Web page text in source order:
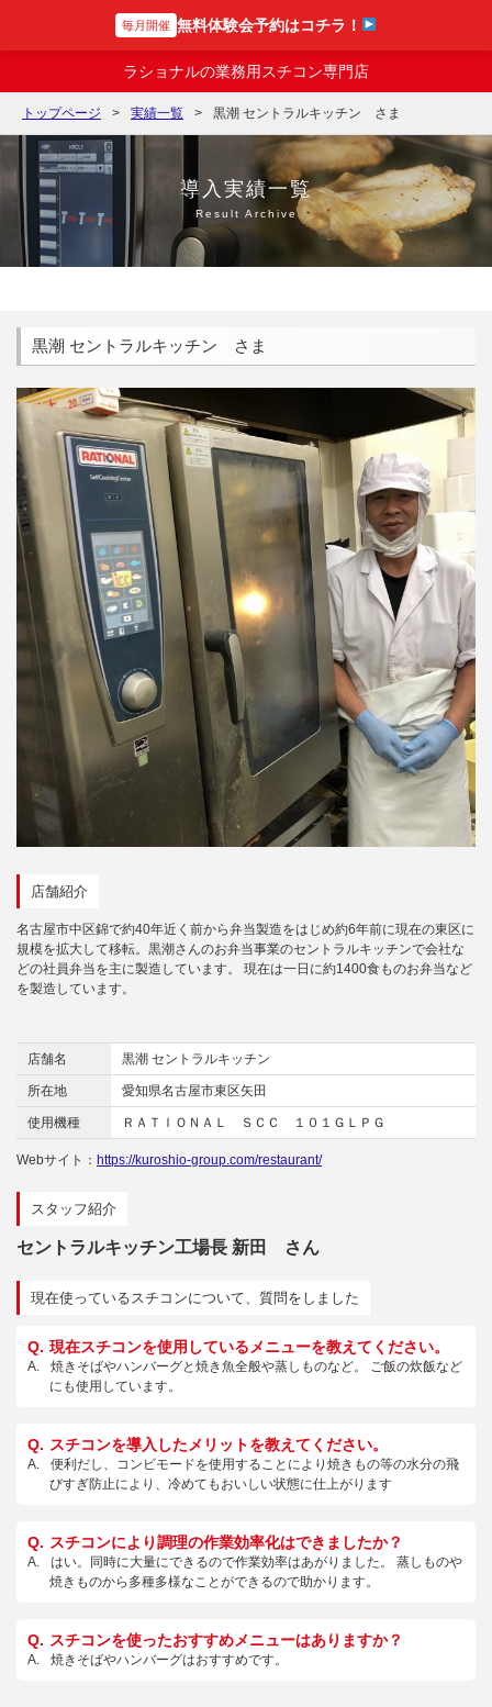
スチコンの達人
ラショナルの業務用スチコン専門店
トップページ 実績一覧 黒潮 セントラルキッチン さま
導入実績一覧
Result Archive
黒潮 セントラルキッチン さま
店舗紹介
名古屋市中区錦で約40年近く前から弁当製造をはじめ約6年前に現在の東区に
規模を拡大して移転。黒潮さんのお弁当事業のセントラルキッチンで会社な
どの社員弁当を主に製造しています。 現在は一日に約1400食ものお弁当など
を製造しています。
店舗名 黒潮 セントラルキッチン
所在地 愛知県名古屋市東区矢田
使用機種 ＲＡＴＩＯＮＡＬ ＳＣＣ １０１ＧＬＰＧ
Webサイト： https://kuroshio-group.com/restaurant/
スタッフ紹介
セントラルキッチン工場長 新田 さん
現在使っているスチコンについて、質問をしました
現在スチコンを使用しているメニューを教えてください。
焼きそばやハンバーグと焼き魚全般や蒸しものなど。 ご飯の炊飯など
にも使用しています。
スチコンを導入したメリットを教えてください。
便利だし、コンビモードを使用することにより焼きもの等の水分の飛
びすぎ防止により、冷めてもおいしい状態に仕上がります
スチコンにより調理の作業効率化はできましたか？
はい。同時に大量にできるので作業効率はあがりました。 蒸しものや
焼きものから多種多様なことができるので助かります。
スチコンを使ったおすすめメニューはありますか？
焼きそばやハンバーグはおすすめです。
毎月開催 無料体験会予約はコチラ！